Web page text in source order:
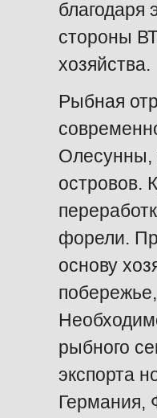
благодаря
стороны
хозяйства.
Рыбная
Олесунны,
островов.
форели.
основу
рыбного
экспорта
Германия,